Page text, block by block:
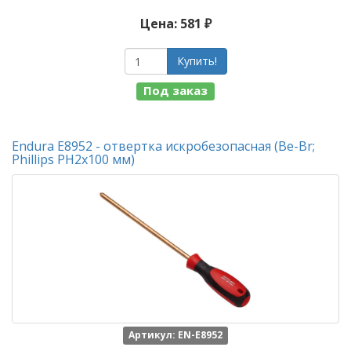
Цена: 581 ₽
Купить!
Под заказ
Endura E8952 - отвертка искробезопасная (Be-Br;
Phillips PH2x100 мм)
Артикул: EN-E8952